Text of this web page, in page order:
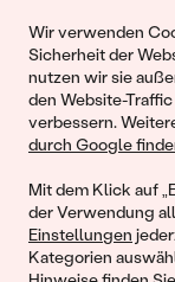
Wir verwenden
Sicherheit der
nutzen wir sie
den Website-
verbessern.
durch Google
Mit dem Klick auf
der Verwendung
Einstellungen
Kategorien
Begleiten Sie uns!